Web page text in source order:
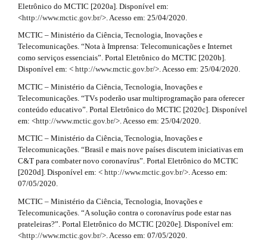
Eletrônico do MCTIC [2020a]. Disponível em:
<http://www.mctic.gov.br/>. Acesso em: 25/04/2020.
MCTIC – Ministério da Ciência, Tecnologia, Inovações e
Telecomunicações. “Nota à Imprensa: Telecomunicações e Internet
como serviços essenciais”. Portal Eletrônico do MCTIC [2020b].
Disponível em: < http://www.mctic.gov.br/>. Acesso em: 25/04/2020.
MCTIC – Ministério da Ciência, Tecnologia, Inovações e
Telecomunicações. “TVs poderão usar multiprogramação para oferecer
conteúdo educativo”. Portal Eletrônico do MCTIC [2020c]. Disponível
em: <http://www.mctic.gov.br/>. Acesso em: 25/04/2020.
MCTIC – Ministério da Ciência, Tecnologia, Inovações e
Telecomunicações. “Brasil e mais nove países discutem iniciativas em
C&T para combater novo coronavírus”. Portal Eletrônico do MCTIC
[2020d]. Disponível em: < http://www.mctic.gov.br/>. Acesso em:
07/05/2020.
MCTIC – Ministério da Ciência, Tecnologia, Inovações e
Telecomunicações. “A solução contra o coronavírus pode estar nas
prateleiras?”. Portal Eletrônico do MCTIC [2020e]. Disponível em:
<http://www.mctic.gov.br/>. Acesso em: 07/05/2020.